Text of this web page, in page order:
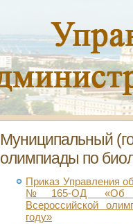
Муниципальный
олимпиады по
Приказ Управления
№165-ОД «Об
Всероссийской
году»